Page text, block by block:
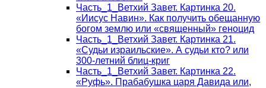
Часть_1_Ветхий Завет. Картинка 20.
«Иисус Навин». Как получить обещанную
богом землю или «священный» геноцид
Часть_1_Ветхий Завет. Картинка 21.
«Судьи израильские». А судьи кто? или
300-летний блиц-криг
Часть_1_Ветхий Завет. Картинка 22.
«Руфь». Прабабушка царя Давида или,